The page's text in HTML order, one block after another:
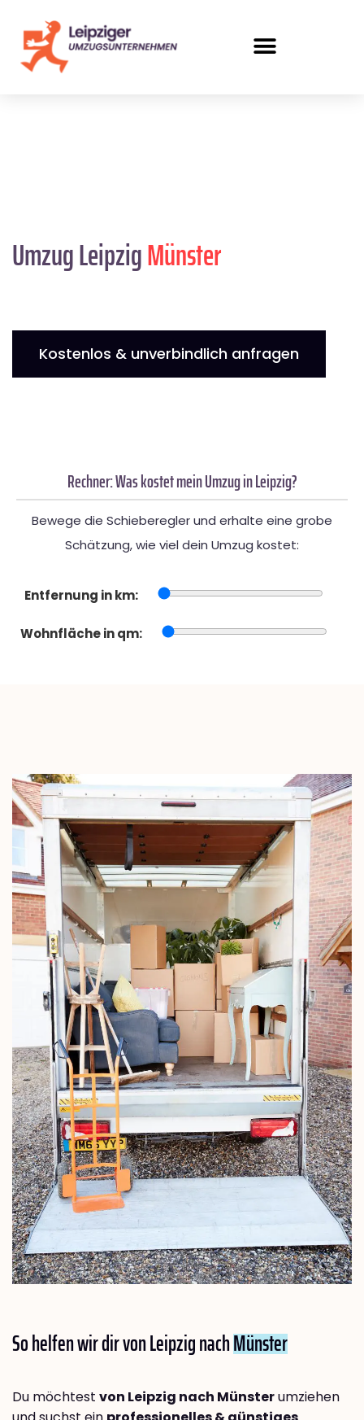
Umzug LeipzigMünster
Kostenlos & unverbindlich anfragen
Rechner: Was kostet mein Umzug in Leipzig?
Bewege die Schieberegler und erhalte eine grobe
Schätzung, wie viel dein Umzug kostet:
Entfernung in km:
Wohnfläche in qm:
So helfen wir dir von Leipzig nachMünster
Du möchtest von Leipzig nach Münsterumziehen